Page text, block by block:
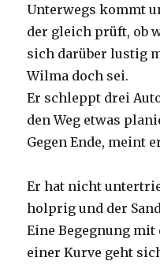
Unterwegs kommt
der gleich prüft, ob
sich darüber lustig
Wilma doch sei.
Er schleppt drei
den Weg etwas
Gegen Ende, meint
Er hat nicht
holprig und der
Eine Begegnung
einer Kurve geht